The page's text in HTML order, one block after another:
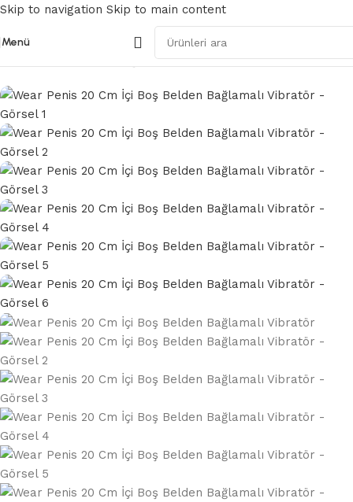
Skip to navigation Skip to main content
Menü
Belden Bağlamalı Strapon